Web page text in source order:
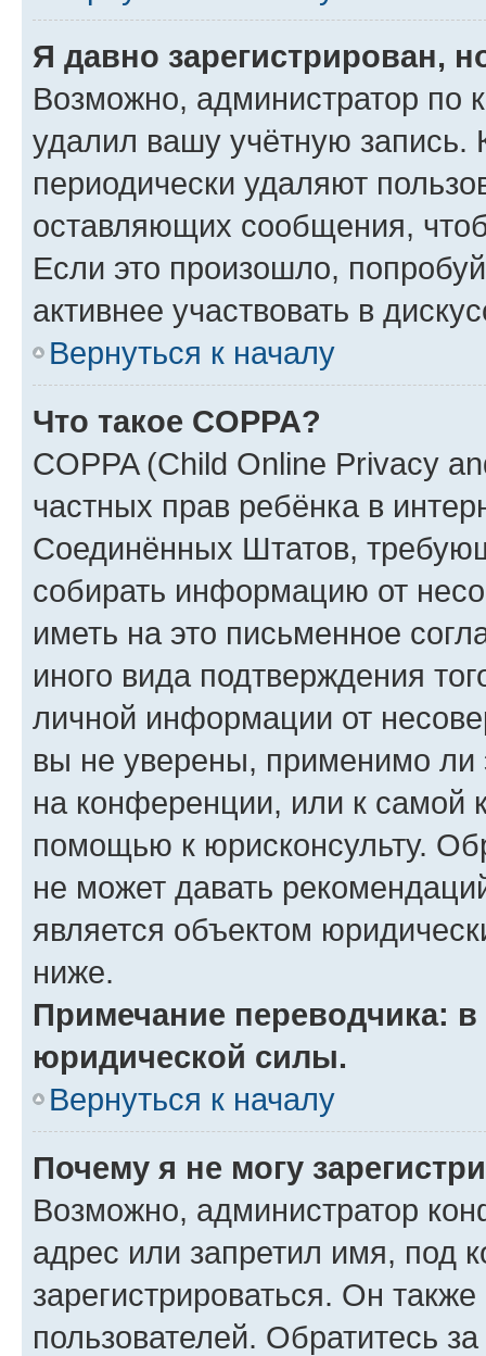
Я давно зарегистрирован,
Возможно, администратор по
удалил вашу учётную запись.
периодически удаляют
оставляющих сообщения,
Если это произошло,
активнее участвовать в
Вернуться к началу
Что такое COPPA?
COPPA (Child Online Privacy
частных прав ребёнка в
Соединённых Штатов,
собирать информацию от
иметь на это письменное
иного вида подтверждения
личной информации от
вы не уверены, применимо ли
на конференции, или к самой
помощью к юрисконсульту.
не может давать
является объектом
ниже.
Примечание переводчика:
юридической силы.
Вернуться к началу
Почему я не могу
Возможно, администратор
адрес или запретил имя, под
зарегистрироваться. Он
пользователей. Обратитесь